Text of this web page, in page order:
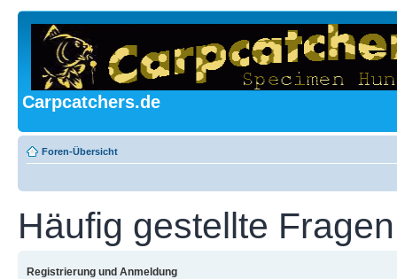
Carpcatchers.de
Foren-Übersicht
Häufig gestellte Fragen
Registrierung und Anmeldung